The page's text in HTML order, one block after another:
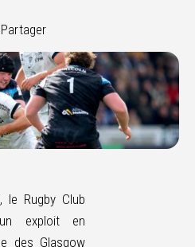
Partager
le Rugby Club
exploit en
des Glasgow